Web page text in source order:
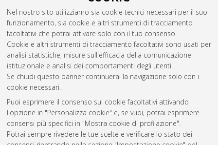
Nel nostro sito utilizziamo sia cookie tecnici necessari per il suo
funzionamento, sia cookie e altri strumenti di tracciamento
facoltativi che potrai attivare solo con il tuo consenso.
Cookie e altri strumenti di tracciamento facoltativi sono usati per
analisi statistiche, misure sull'efficacia della comunicazione
istituzionale e analisi dei comportamenti degli utenti.
Se chiudi questo banner continuerai la navigazione solo con i
cookie necessari.
Puoi esprimere il consenso sui cookie facoltativi attivando
l'opzione in "Personalizza cookie" e, se vuoi, potrai esprimere
consensi più specifici in "Mostra cookie di profilazione".
Potrai sempre rivedere le tue scelte e verificare lo stato dei
Gestione del documento:
Atom
Rss 1.0
Rss 2.0